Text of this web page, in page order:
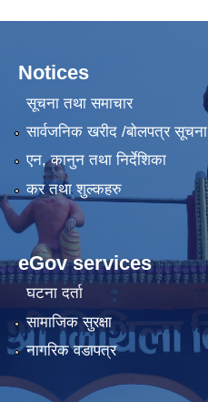
Notices
सूचना तथा समाचार
सार्वजनिक खरीद /बोलपत्र सूचना
एन, कानुन तथा निर्देशिका
कर तथा शुल्कहरु
eGov services
घटना दर्ता
सामाजिक सुरक्षा
नागरिक वडापत्र